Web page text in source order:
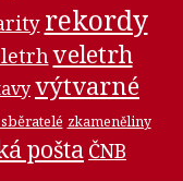
rekordy
veletrh
výtvarné
zkameněliny
pošta ČNB